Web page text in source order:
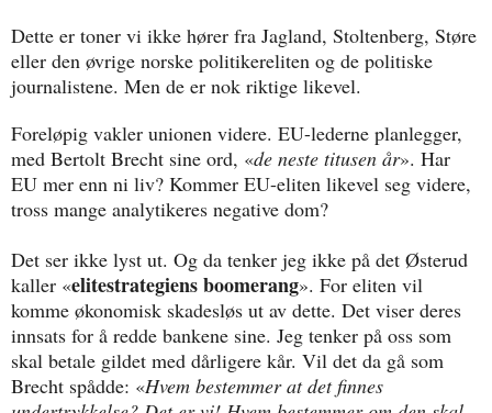
Dette er toner vi ikke hører fra Jagland, Stoltenberg, Støre
eller den øvrige norske politikereliten og de politiske
journalistene. Men de er nok riktige likevel.
Foreløpig vakler unionen videre. EU-lederne planlegger,
med Bertolt Brecht sine ord, «de neste titusen år». Har
EU mer enn ni liv? Kommer EU-eliten likevel seg videre,
tross mange analytikeres negative dom?
Det ser ikke lyst ut. Og da tenker jeg ikke på det Østerud
kaller «elitestrategiens boomerang». For eliten vil
komme økonomisk skadesløs ut av dette. Det viser deres
innsats for å redde bankene sine. Jeg tenker på oss som
skal betale gildet med dårligere kår. Vil det da gå som
Brecht spådde: «Hvem bestemmer at det finnes